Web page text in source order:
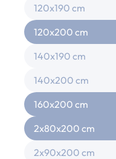
120x190 cm
120x200 cm
140x190 cm
140x200 cm
160x200 cm
2x80x200 cm
2x90x200 cm